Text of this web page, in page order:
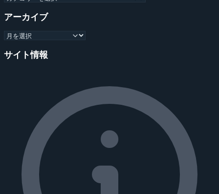
アーカイブ
サイト情報